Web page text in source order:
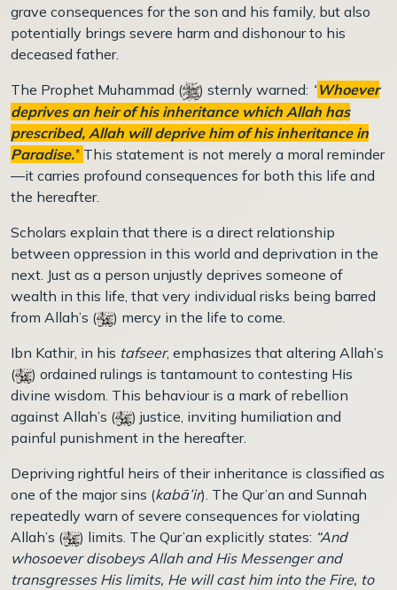
grave consequences for the son and his family, but also
potentially brings severe harm and dishonour to his
deceased father.
The Prophet Muhammad (
) sternly warned: “Whoever
deprives an heir of his inheritance which Allah has
prescribed, Allah will deprive him of his inheritance in
Paradise.” This statement is not merely a moral reminder
—it carries profound consequences for both this life and
the hereafter.
Scholars explain that there is a direct relationship
between oppression in this world and deprivation in the
next. Just as a person unjustly deprives someone of
wealth in this life, that very individual risks being barred
from Allah’s (
) mercy in the life to come.
Ibn Kathir, in his tafseer, emphasizes that altering Allah’s
(
) ordained rulings is tantamount to contesting His
divine wisdom. This behaviour is a mark of rebellion
against Allah’s (
) justice, inviting humiliation and
painful punishment in the hereafter.
Depriving rightful heirs of their inheritance is classified as
one of the major sins (kabā’ir). The Qur’an and Sunnah
repeatedly warn of severe consequences for violating
Allah’s (
) limits. The Qur’an explicitly states: “And
whosoever disobeys Allah and His Messenger and
transgresses His limits, He will cast him into the Fire, to